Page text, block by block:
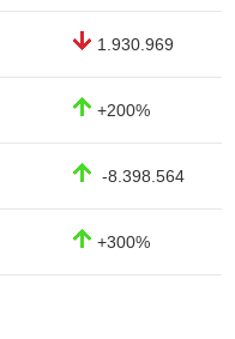
1.930.969
+200%
-8.398.564
+300%